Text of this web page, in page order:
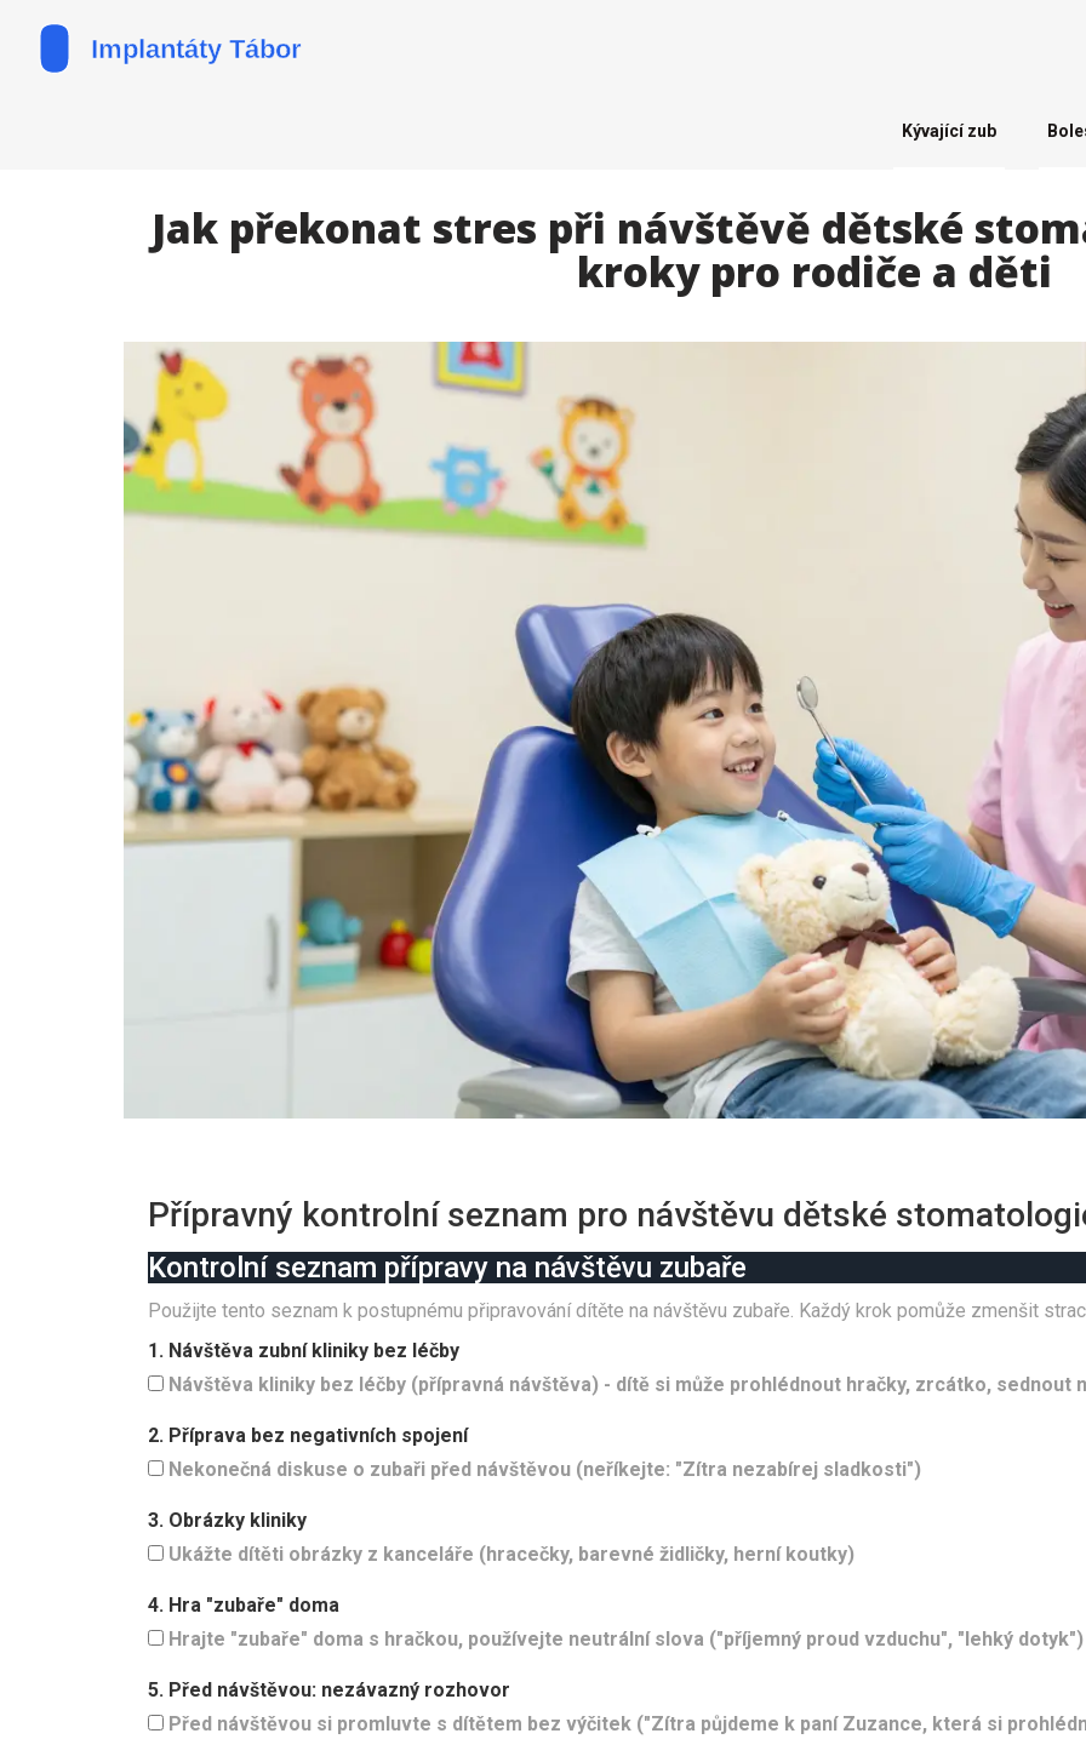
Kývající zub
Jak překonat stres při návštěvě dětské
kroky pro rodiče a děti
Přípravný kontrolní seznam pro návštěvu dětské
Kontrolní seznam přípravy na návštěvu zubaře
Použijte tento seznam k postupnému připravování dítěte na návštěvu zubaře. Každý krok pomůže zmenšit
1. Návštěva zubní kliniky bez léčby
Návštěva kliniky bez léčby (přípravná návštěva) - dítě si může prohlédnout hračky, zrcátko, sednout
2. Příprava bez negativních spojení
Nekonečná diskuse o zubaři před návštěvou (neříkejte: "Zítra nezabírej sladkosti")
3. Obrázky kliniky
Ukážte dítěti obrázky z kanceláře (hracečky, barevné židličky, herní koutky)
4. Hra "zubaře" doma
Hrajte "zubaře" doma s hračkou, používejte neutrální slova ("příjemný proud vzduchu", "lehký dotyk")
5. Před návštěvou: nezávazný rozhovor
Před návštěvou si promluvte s dítětem bez výčitek ("Zítra půjdeme k paní Zuzance, která si